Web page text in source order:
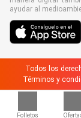
Folletos
ayudar al
Todos los
Términos y